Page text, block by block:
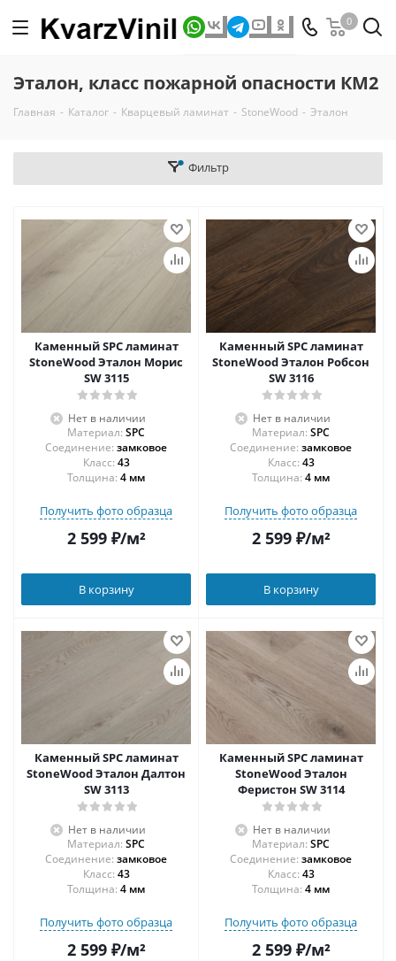
0
Эталон, класс пожарной опасности КМ2
Главная - Каталог - Кварцевый ламинат - StoneWood - Эталон
Фильтр
Каменный SPC ламинат
StoneWood Эталон Морис
SW 3115
Нет в наличии
Материал: SPC
Соединение: замковое
43
Толщина: 4 мм
Получить фото образца
2 599₽/м²
В корзину
Каменный SPC ламинат
StoneWood Эталон Робсон
SW 3116
Нет в наличии
Материал: SPC
Соединение: замковое
43
Толщина: 4 мм
Получить фото образца
2 599₽/м²
В корзину
Каменный SPC ламинат
StoneWood Эталон Далтон
SW 3113
Нет в наличии
Материал: SPC
Соединение: замковое
43
Толщина: 4 мм
Получить фото образца
2 599₽/м²
Каменный SPC ламинат
StoneWood Эталон
Феристон SW 3114
Нет в наличии
Материал: SPC
Соединение: замковое
43
Толщина: 4 мм
Получить фото образца
2 599₽/м²